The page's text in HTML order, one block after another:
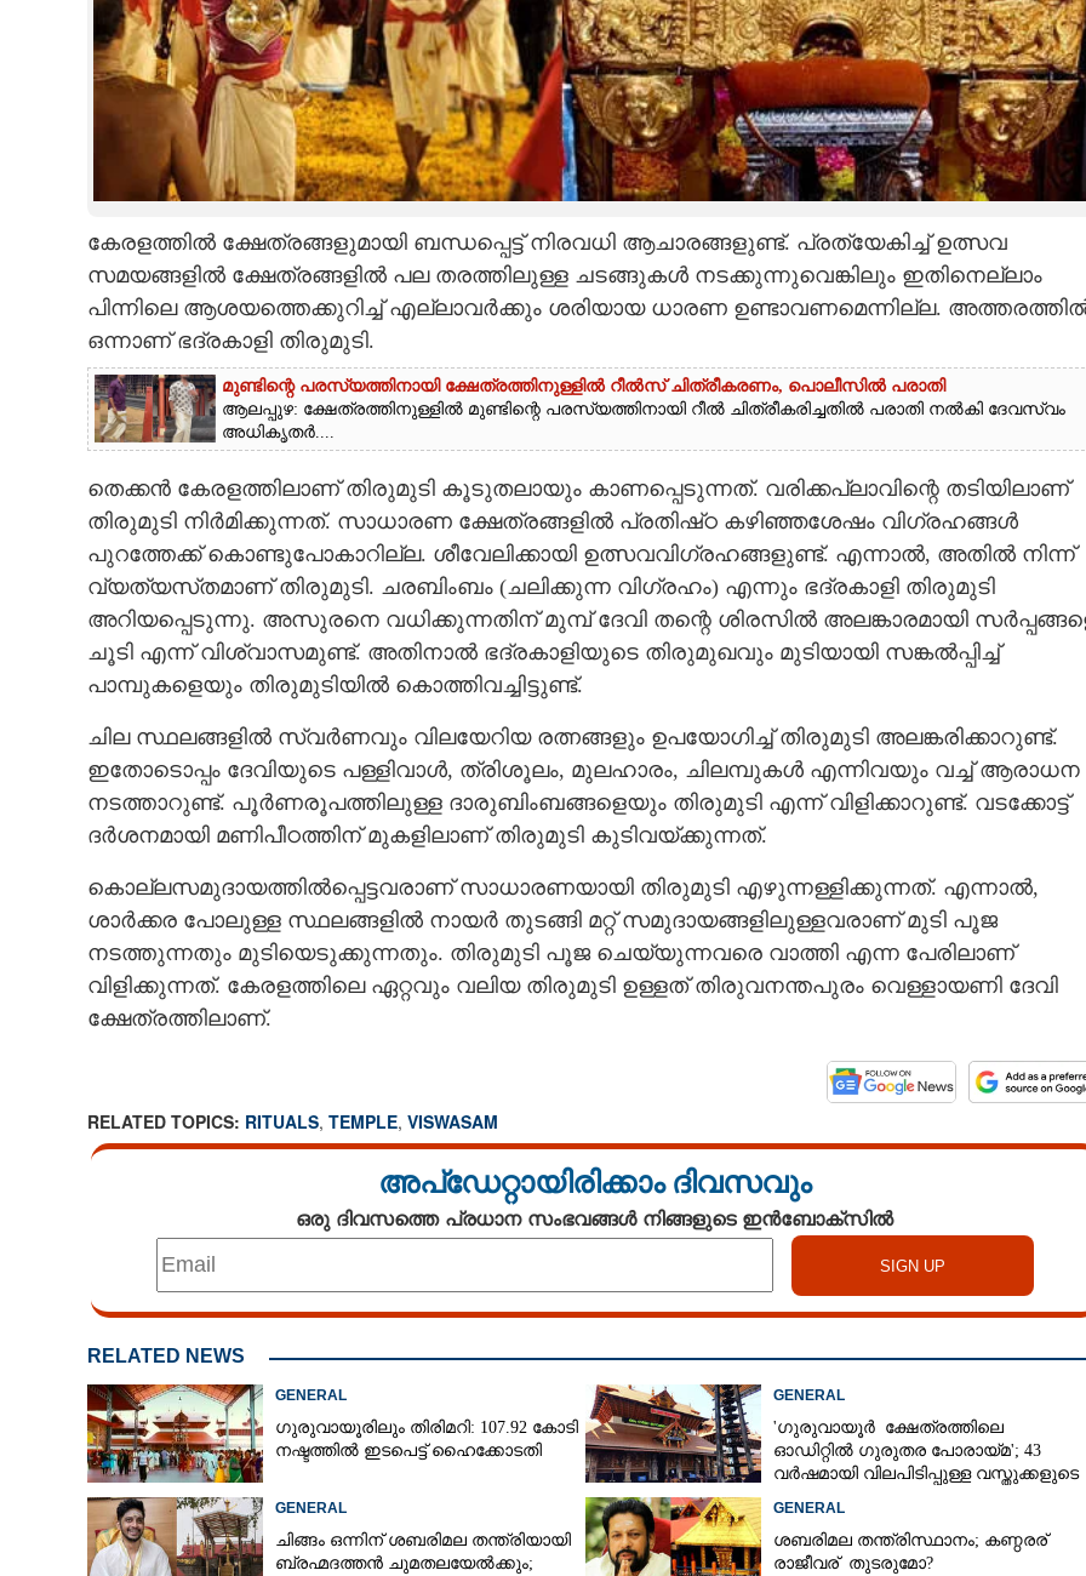
CARTOONS
LITERATURE
CONTACT US
കേരളത്തിൽ ക്ഷേത്രങ്ങളുമായി ബന്ധപ്പെട്ട് നിരവധി ആചാരങ്ങളുണ്ട്. പ്രത്യേകിച്ച് ഉത്സവ
സമയങ്ങളിൽ ക്ഷേത്രങ്ങളിൽ പല തരത്തിലുള്ള ചടങ്ങുകൾ നടക്കുന്നുവെങ്കിലും ഇതിനെല്ലാം
പിന്നിലെ ആശയത്തെക്കുറിച്ച് എല്ലാവർക്കും ശരിയായ ധാരണ ഉണ്ടാവണമെന്നില്ല.
ഒന്നാണ് ഭദ്രകാളി തിരുമുടി.
മുണ്ടിന്റെ പരസ്യത്തിനായി ക്ഷേത്രത്തിനുള്ളിൽ റീൽസ് ചിത്രീകരണം, പൊലീസിൽ പരാതി
ആലപ്പുഴ: ക്ഷേത്രത്തിനുള്ളിൽ മുണ്ടിന്റെ പരസ്യത്തിനായി റീൽ ചിത്രീകരിച്ചതിൽ പരാതി നൽകി ദേവസ്വം
അധികൃതർ....
തെക്കൻ കേരളത്തിലാണ് തിരുമുടി കൂടുതലായും കാണപ്പെടുന്നത്. വരിക്കപ്ലാവിന്റെ തടിയിലാണ്
തിരുമുടി നിർമിക്കുന്നത്. സാധാരണ ക്ഷേത്രങ്ങളിൽ പ്രതിഷ്‌ഠ കഴിഞ്ഞശേഷം വിഗ്രഹങ്ങൾ
പുറത്തേക്ക് കൊണ്ടുപോകാറില്ല. ശീവേലിക്കായി ഉത്സവവിഗ്രഹങ്ങളുണ്ട്. എന്നാൽ, അതിൽ നിന്ന്
വ്യത്യസ്‌തമാണ് തിരുമുടി. ചരബിംബം (ചലിക്കുന്ന വിഗ്രഹം) എന്നും ഭദ്രകാളി തിരുമുടി
അറിയപ്പെടുന്നു. അസുരനെ വധിക്കുന്നതിന് മുമ്പ് ദേവി തന്റെ ശിരസിൽ അലങ്കാരമായി
ചൂടി എന്ന് വിശ്വാസമുണ്ട്. അതിനാൽ ഭദ്രകാളിയുടെ തിരുമുഖവും മുടിയായി സങ്കൽപ്പിച്ച്
പാമ്പുകളെയും തിരുമുടിയിൽ കൊത്തിവച്ചിട്ടുണ്ട്.
ചില സ്ഥലങ്ങളിൽ സ്വർണവും വിലയേറിയ രത്നങ്ങളും ഉപയോഗിച്ച് തിരുമുടി അലങ്കരിക്കാറുണ്ട്.
ഇതോടൊപ്പം ദേവിയുടെ പള്ളിവാൾ, ത്രിശൂലം, മുലഹാരം, ചിലമ്പുകൾ എന്നിവയും വച്ച് ആരാധന
നടത്താറുണ്ട്. പൂർണരൂപത്തിലുള്ള ദാരുബിംബങ്ങളെയും തിരുമുടി എന്ന് വിളിക്കാറുണ്ട്. വടക്കോട്ട്
ദർശനമായി മണിപീഠത്തിന് മുകളിലാണ് തിരുമുടി കുടിവയ്‌ക്കുന്നത്.
കൊല്ലസമുദായത്തിൽപ്പെട്ടവരാണ് സാധാരണയായി തിരുമുടി എഴുന്നള്ളിക്കുന്നത്. എന്നാൽ,
ശാർക്കര പോലുള്ള സ്ഥലങ്ങളിൽ നായർ തുടങ്ങി മറ്റ് സമുദായങ്ങളിലുള്ളവരാണ് മുടി പൂജ
നടത്തുന്നതും മുടിയെടുക്കുന്നതും. തിരുമുടി പൂജ ചെയ്യുന്നവരെ വാത്തി എന്ന പേരിലാണ്
വിളിക്കുന്നത്. കേരളത്തിലെ ഏറ്റവും വലിയ തിരുമുടി ഉള്ളത് തിരുവനന്തപുരം വെള്ളായണി ദേവി
ക്ഷേത്രത്തിലാണ്.
RELATED TOPICS: RITUALS, TEMPLE, VISWASAM
അപ്ഡേറ്റായിരിക്കാം ദിവസവും
ഒരു ദിവസത്തെ പ്രധാന സംഭവങ്ങൾ നിങ്ങളുടെ ഇൻബോക്സിൽ
RELATED NEWS
GENERAL
ഗുരുവായൂരിലും തിരിമറി: 107.92 കോടി
നഷ്ടത്തിൽ ഇടപെട്ട് ഹൈക്കോടതി
GENERAL
'ഗുരുവായൂർ ക്ഷേത്രത്തിലെ
ഓഡിറ്റിൽ ഗുരുതര പോരായ്മ'; 43
വർഷമായി വിലപിടിപ്പുള്ള വസ്തുക്കളുടെ
GENERAL
ചിങ്ങം ഒന്നിന് ശബരിമല തന്ത്രിയായി
ബ്രഹ്മദത്തൻ ചുമതലയേൽക്കും;
GENERAL
ശബരിമല തന്ത്രിസ്ഥാനം; കണ്ഠരര്
രാജീവര് തുടരുമോ?
Share this link